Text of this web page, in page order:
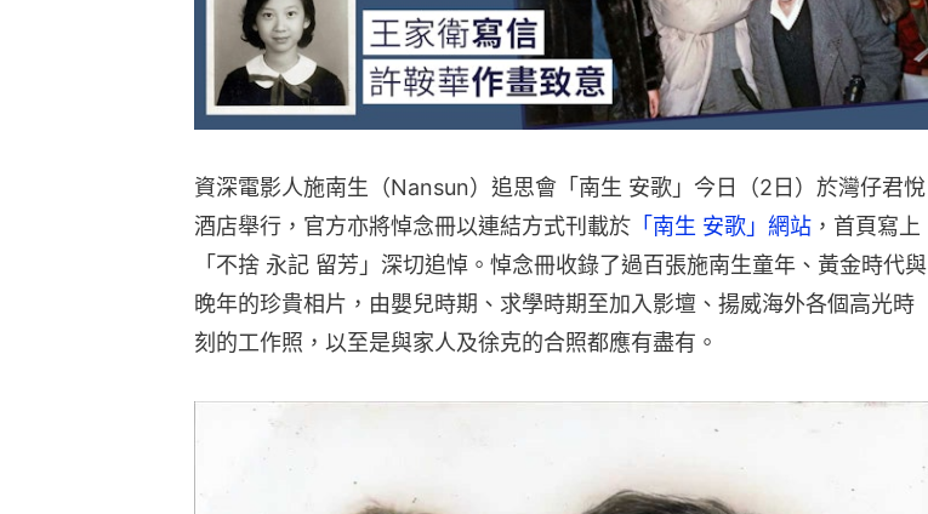
資深電影人施南生（Nansun）追思會「南生 安歌」今日（2日）於灣仔君悅
酒店舉行，官方亦將悼念冊以連結方式刊載於 「南生 安歌」網站 ，首頁寫上
「不捨 永記 留芳」深切追悼。悼念冊收錄了過百張施南生童年、黃金時代與
晚年的珍貴相片，由嬰兒時期、求學時期至加入影壇、揚威海外各個高光時
刻的工作照，以至是與家人及徐克的合照都應有盡有。